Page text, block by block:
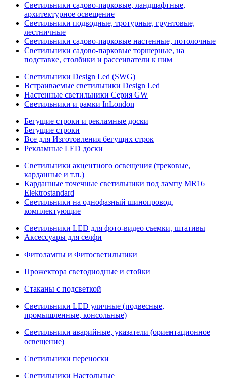
Светильники садово-парковые, ландшафтные,
архитектурное освещение
Светильники подводные, тротурные, грунтовые,
лестничные
Светильники садово-парковые настенные, потолочные
Светильники садово-парковые торшерные, на
подставке, столбики и рассеиватели к ним
Светильники Design Led (SWG)
Встраиваемые светильники Design Led
Настенные светильники Серия GW
Светильники и рамки InLondon
Бегущие строки и рекламные доски
Бегущие строки
Все для Изготовления бегущих строк
Рекламные LED доски
Светильники акцентного освещения (трековые,
карданные и т.п.)
Карданные точечные светильники под лампу MR16
Elektrostandard
Светильники на однофазный шинопровод,
комплектующие
Светильники LED для фото-видео съемки, штативы
Аксессуары для селфи
Фитолампы и Фитосветильники
Прожектора светодиодные и стойки
Стаканы с подсветкой
Светильники LED уличные (подвесные,
промышленные, консольные)
Светильники аварийные, указатели (ориентационное
освещение)
Светильники переноски
Светильники Настольные